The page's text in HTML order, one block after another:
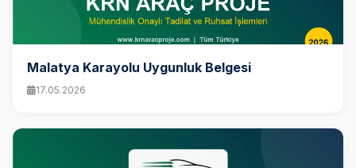
Malatya Karayolu Uygunluk Belgesi
17.05.2026